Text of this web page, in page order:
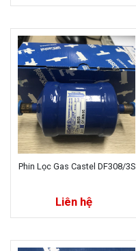
Phin Lọc Gas Castel DF308/3S
Liên hệ